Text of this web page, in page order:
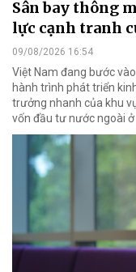
Sân bay thông
lực cạnh tranh
09/08/2026 16:54
Việt Nam đang bước
hành trình phát triển
trưởng nhanh của khu
vốn đầu tư nước ngoài ở